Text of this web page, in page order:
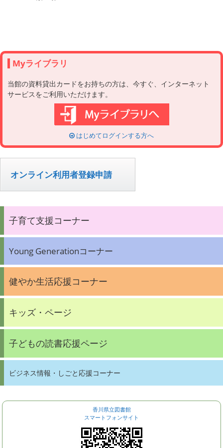
Myライブラリ
当館の資料貸出カードをお持ちの方は、今すぐ、インターネット
サービスをご利用いただけます。
はじめてログインする方へ
オンライン利用者登録申請
子育て支援コーナー
Young Generationコーナー
健やか生活応援コーナー
キッズ・ページ
子どもの読書応援ページ
ビジネス情報・しごと応援コーナー
香川県立図書館
スマートフォンサイト